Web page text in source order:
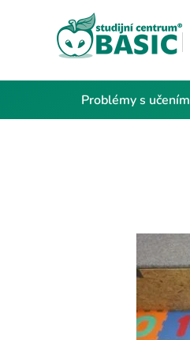
Problémy s učením